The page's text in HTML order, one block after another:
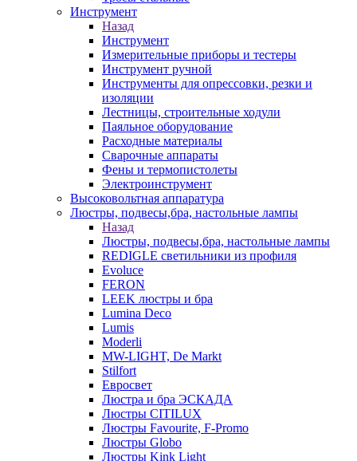
Инструмент
Назад
Инструмент
Измерительные приборы и тестеры
Инструмент ручной
Инструменты для опрессовки, резки и
изоляции
Лестницы, строительные ходули
Паяльное оборудование
Расходные материалы
Сварочные аппараты
Фены и термопистолеты
Электроинструмент
Высоковольтная аппаратура
Люстры, подвесы,бра, настольные лампы
Назад
Люстры, подвесы,бра, настольные лампы
REDIGLE светильники из профиля
Evoluce
FERON
LEEK люстры и бра
Lumina Deco
Lumis
Moderli
MW-LIGHT, De Markt
Stilfort
Евросвет
Люстра и бра ЭСКАДА
Люстры CITILUX
Люстры Favourite, F-Promo
Люстры Globo
Люстры Kink Light